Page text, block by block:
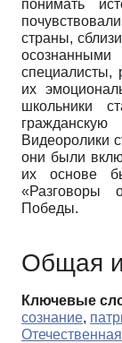
понимать
страны,
специалисты,
их
школьники
Видеоролики
они были
их основе
Победы.
Общая
Ключевые
сознание,